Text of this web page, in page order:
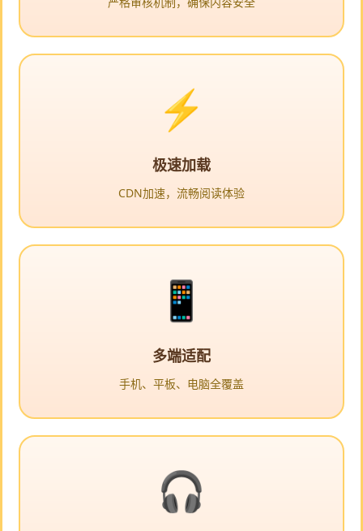
极速加载
CDN加速，流畅阅读体验
多端适配
手机、平板、电脑全覆盖